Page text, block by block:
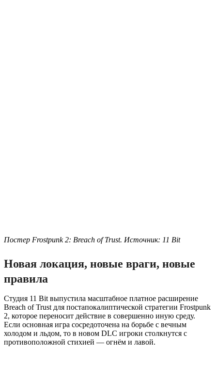
Постер Frostpunk 2: Breach of Trust. Источник: 11 Bit
Новая локация, новые враги, новые
правила
Студия 11 Bit выпустила масштабное платное расширение
Breach of Trust для постапокалиптической стратегии Frostpunk
2, которое переносит действие в совершенно иную среду.
Если основная игра сосредоточена на борьбе с вечным
холодом и льдом, то в новом DLC игроки столкнутся с
противоположной стихией — огнём и лавой.